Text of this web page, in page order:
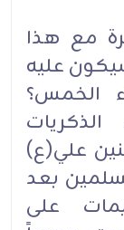
مع هذا
عليه
الخمس؟
علي(ع)
بعد
على